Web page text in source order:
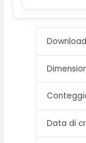
Download
Data di